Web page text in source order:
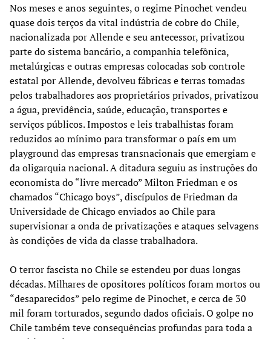
Nos meses e anos seguintes, o regime Pinochet vendeu
quase dois terços da vital indústria de cobre do Chile,
nacionalizada por Allende e seu antecessor, privatizou
parte do sistema bancário, a companhia telefônica,
metalúrgicas e outras empresas colocadas sob controle
estatal por Allende, devolveu fábricas e terras tomadas
pelos trabalhadores aos proprietários privados, privatizou
a água, previdência, saúde, educação, transportes e
serviços públicos. Impostos e leis trabalhistas foram
reduzidos ao mínimo para transformar o país em um
playground das empresas transnacionais que emergiam e
da oligarquia nacional. A ditadura seguiu as instruções do
economista do “livre mercado” Milton Friedman e os
chamados “Chicago boys”, discípulos de Friedman da
Universidade de Chicago enviados ao Chile para
supervisionar a onda de privatizações e ataques selvagens
às condições de vida da classe trabalhadora.
O terror fascista no Chile se estendeu por duas longas
décadas. Milhares de opositores políticos foram mortos ou
“desaparecidos” pelo regime de Pinochet, e cerca de 30
mil foram torturados, segundo dados oficiais. O golpe no
Chile também teve consequências profundas para toda a